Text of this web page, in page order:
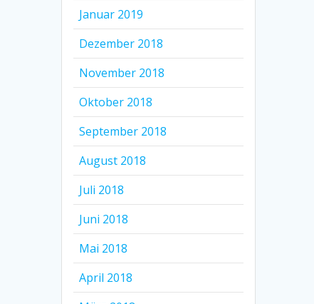
Januar 2019
Dezember 2018
November 2018
Oktober 2018
September 2018
August 2018
Juli 2018
Juni 2018
Mai 2018
April 2018